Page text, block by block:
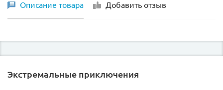
Описание товара Добавить отзыв
Экстремальные приключения